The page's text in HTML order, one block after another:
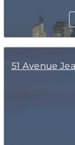
51 Avenue